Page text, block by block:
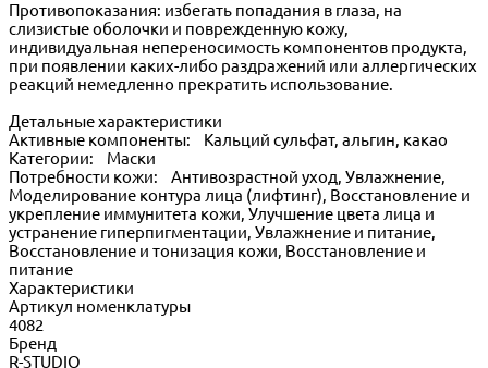
Противопоказания: избегать попадания в глаза, на
слизистые оболочки и поврежденную кожу,
индивидуальная непереносимость компонентов продукта,
при появлении каких-либо раздражений или аллергических
реакций немедленно прекратить использование.
Детальные характеристики
Активные компоненты: Кальций сульфат, альгин, какао
Категории: Маски
Потребности кожи: Антивозрастной уход, Увлажнение,
Моделирование контура лица (лифтинг), Восстановление и
укрепление иммунитета кожи, Улучшение цвета лица и
устранение гиперпигментации, Увлажнение и питание,
Восстановление и тонизация кожи, Восстановление и
питание
Характеристики
Артикул номенклатуры
4082
Бренд
R-STUDIO